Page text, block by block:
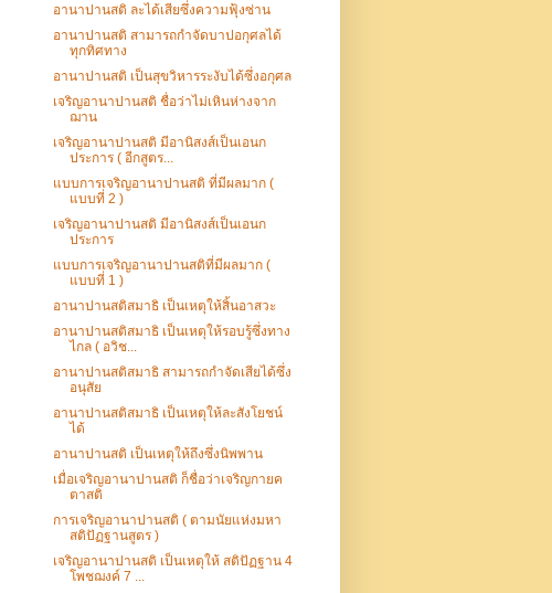
อานาปานสติ ละได้เสียซึ่งความฟุ้งซ่าน
อานาปานสติ สามารถกำจัดบาปอกุศลได้
ทุกทิศทาง
อานาปานสติ เป็นสุขวิหารระงับได้ซึ่งอกุศล
เจริญอานาปานสติ ชื่อว่าไม่เหินห่างจาก
ฌาน
เจริญอานาปานสติ มีอานิสงส์เป็นเอนก
ประการ ( อีกสูตร...
แบบการเจริญอานาปานสติ ที่มีผลมาก (
แบบที่ 2 )
เจริญอานาปานสติ มีอานิสงส์เป็นเอนก
ประการ
แบบการเจริญอานาปานสติที่มีผลมาก (
แบบที่ 1 )
อานาปานสติสมาธิ เป็นเหตุให้สิ้นอาสวะ
อานาปานสติสมาธิ เป็นเหตุให้รอบรู้ซึ่งทาง
ไกล ( อวิช...
อานาปานสติสมาธิ สามารถกำจัดเสียได้ซึ่ง
อนุสัย
อานาปานสติสมาธิ เป็นเหตุให้ละสังโยชน์
ได้
อานาปานสติ เป็นเหตุให้ถึงซึ่งนิพพาน
เมื่อเจริญอานาปานสติ ก็ชื่อว่าเจริญกายค
ตาสติ
การเจริญอานาปานสติ ( ตามนัยแห่งมหา
สติปัฏฐานสูตร )
เจริญอานาปานสติ เป็นเหตุให้ สติปัฏฐาน 4
โพชฌงค์ 7 ...